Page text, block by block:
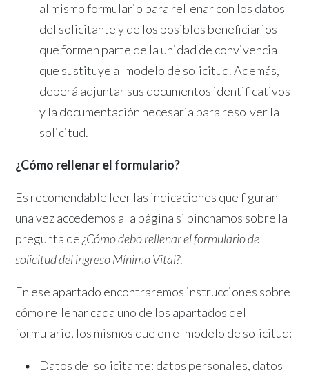
al mismo formulario para rellenar con los datos
del solicitante y de los posibles beneficiarios
que formen parte de la unidad de convivencia
que sustituye al modelo de solicitud. Además,
deberá adjuntar sus documentos identificativos
y la documentación necesaria para resolver la
solicitud.
¿Cómo rellenar el formulario?
Es recomendable leer las indicaciones que figuran
una vez accedemos a la página si pinchamos sobre la
pregunta de¿Cómo debo rellenar el formulario de
solicitud del ingreso Mínimo Vital?.
En ese apartado encontraremos instrucciones sobre
cómo rellenar cada uno de los apartados del
formulario, los mismos que en el modelo de solicitud:
Datos del solicitante: datos personales, datos